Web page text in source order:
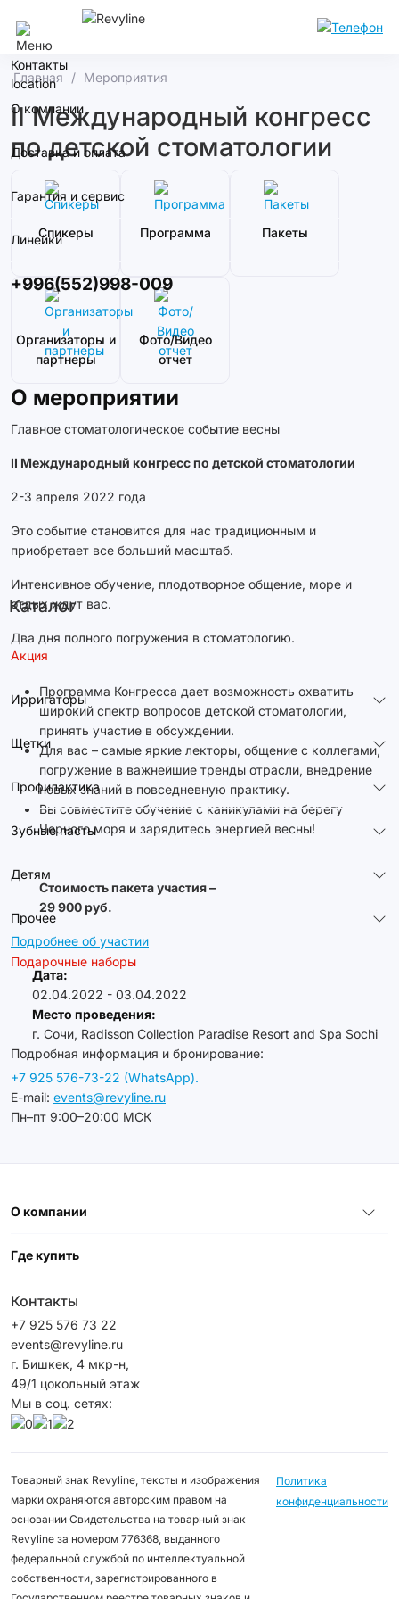
Контакты
О компании
Доставка и оплата
Гарантия и сервис
Линейки
+996(552)998-009
Каталог
Акция
Ирригаторы
Щетки
Профилактика
Зубные пасты
Детям
Прочее
Подарочные наборы
Главная Мероприятия
II Международный конгресс
по детской стоматологии
Спикеры Программа Пакеты
Организаторы и
партнеры
Фото/Видео
отчет
О мероприятии
Главное стоматологическое событие весны
II Международный конгресс по детской стоматологии
2-3 апреля 2022 года
Это событие становится для нас традиционным и
приобретает все больший масштаб.
Интенсивное обучение, плодотворное общение, море и
отдых ждут вас.
Два дня полного погружения в стоматологию.
Программа Конгресса дает возможность охватить
широкий спектр вопросов детской стоматологии,
принять участие в обсуждении.
Для вас – самые яркие лекторы, общение с коллегами,
погружение в важнейшие тренды отрасли, внедрение
новых знаний в повседневную практику.
Вы совместите обучение с каникулами на берегу
Черного моря и зарядитесь энергией весны!
Стоимость пакета участия –
29 900 руб.
Подробнее об участии
Дата:
02.04.2022 - 03.04.2022
Место проведения:
г. Сочи, Radisson Collection Paradise Resort and Spa Sochi
Подробная информация и бронирование:
+7 925 576-73-22 (WhatsApp).
E-mail: events@revyline.ru
Пн–пт 9:00–20:00 МСК
О компании
Где купить
Контакты
+7 925 576 73 22
events@revyline.ru
г. Бишкек, 4 мкр-н,
49/1 цокольный этаж
Мы в соц. сетях:
Товарный знак Revyline, тексты и изображения
марки охраняются авторским правом на
основании Свидетельства на товарный знак
Revyline за номером 776368, выданного
федеральной службой по интеллектуальной
собственности, зарегистрированного в
Политика
конфиденциальности